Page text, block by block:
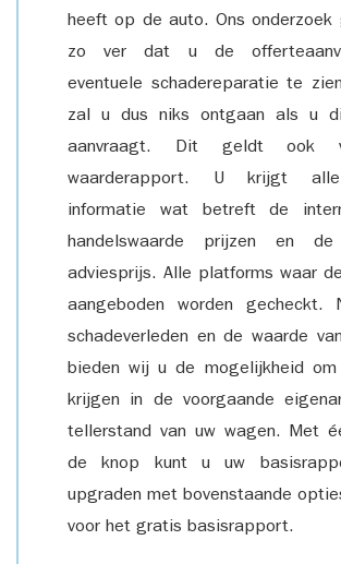
heeft op de auto. Ons onderzoek
zo ver dat u de
eventuele schadereparatie te
zal u dus niks ontgaan als u
aanvraagt. Dit geldt ook
waarderapport. U krijgt
informatie wat betreft de
handelswaarde prijzen en de
adviesprijs. Alle platforms waar
aangeboden worden gecheckt.
schadeverleden en de waarde
bieden wij u de mogelijkheid
krijgen in de voorgaande
tellerstand van uw wagen. Met
de knop kunt u uw
upgraden met bovenstaande
voor het gratis basisrapport.